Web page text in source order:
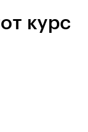
курс